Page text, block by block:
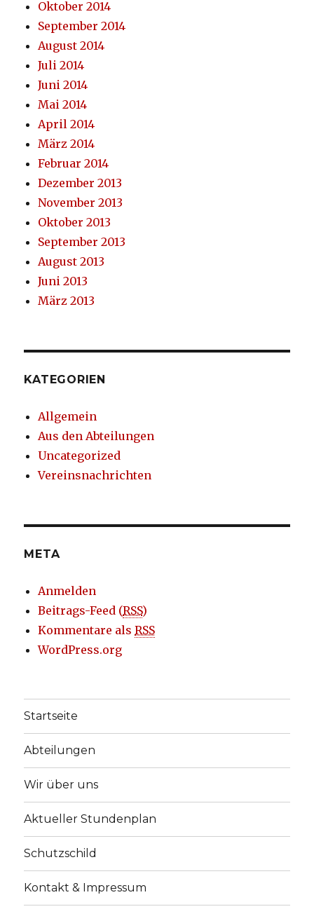
Oktober 2014
September 2014
August 2014
Juli 2014
Juni 2014
Mai 2014
April 2014
März 2014
Februar 2014
Dezember 2013
November 2013
Oktober 2013
September 2013
August 2013
Juni 2013
März 2013
KATEGORIEN
Allgemein
Aus den Abteilungen
Uncategorized
Vereinsnachrichten
META
Anmelden
Beitrags-Feed (RSS)
Kommentare alsRSS
WordPress.org
Startseite
Abteilungen
Wir über uns
Aktueller Stundenplan
Schutzschild
Kontakt & Impressum